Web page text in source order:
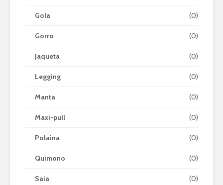
Gola (0)
Gorro (0)
Jaqueta (0)
Legging (0)
Manta (0)
Maxi-pull (0)
Polaina (0)
Quimono (0)
Saia (0)